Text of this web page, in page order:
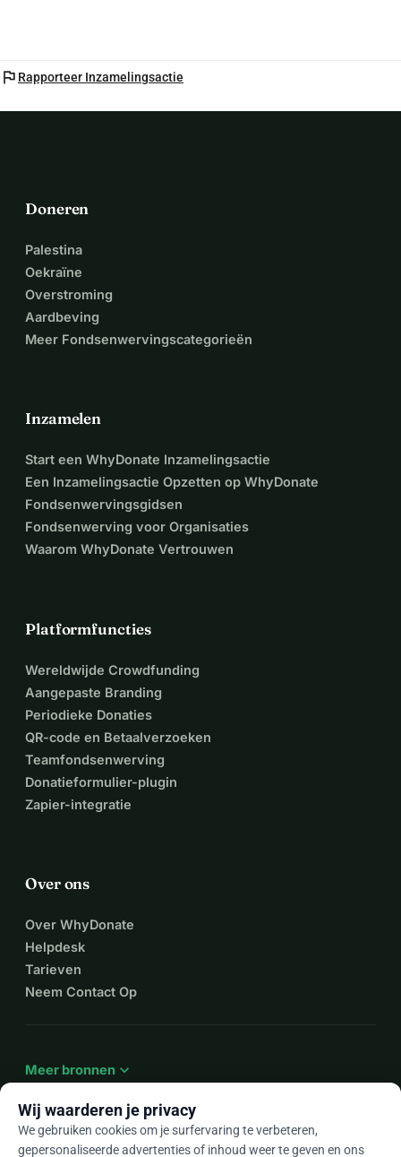
flag Rapporteer Inzamelingsactie
Doneren
Palestina
Oekraïne
Overstroming
Aardbeving
Meer Fondsenwervingscategorieën
Inzamelen
Start een WhyDonate Inzamelingsactie
Een Inzamelingsactie Opzetten op WhyDonate
Fondsenwervingsgidsen
Fondsenwerving voor Organisaties
Waarom WhyDonate Vertrouwen
Platformfuncties
Wereldwijde Crowdfunding
Aangepaste Branding
Periodieke Donaties
QR-code en Betaalverzoeken
Teamfondsenwerving
Donatieformulier-plugin
Zapier-integratie
Over ons
Over WhyDonate
Helpdesk
Tarieven
Neem Contact Op
Meer bronnen expand_more
Wij waarderen je privacy
We gebruiken cookies om je surfervaring te verbeteren,
gepersonaliseerde advertenties of inhoud weer te geven en ons